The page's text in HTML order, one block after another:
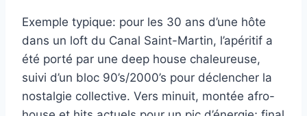
Exemple typique: pour les 30 ans d’une hôte
dans un loft du Canal Saint-Martin, l’apéritif a
été porté par une deep house chaleureuse,
suivi d’un bloc 90’s/2000’s pour déclencher la
nostalgie collective. Vers minuit, montée afro-